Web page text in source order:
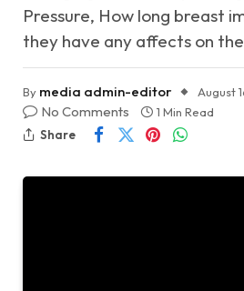
Pressure, How long breast
they have any affects on
By media admin-editor August
No Comments
1 Min Read
Share